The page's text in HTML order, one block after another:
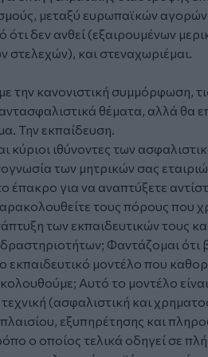
μεταξύ ευρωπαϊκών αγορών
ότι δεν ανθεί (εξαιρουμένων
στελεχών), και στεναχωριέμαι.
την κανονιστική συμμόρφωση,
θέματα, αλλά θα
Την εκπαίδευση.
κύριοι ιθύνοντες των
των μητρικών σας
έπακρο για να αναπτύξετε
τους πόρους που
των εκπαιδευτικών τους
Φαντάζομαι ότι
εκπαιδευτικό μοντέλο που
Αυτό το μοντέλο
(ασφαλιστική και
εξυπηρέτησης και
ο οποίος τελικά οδηγεί σε